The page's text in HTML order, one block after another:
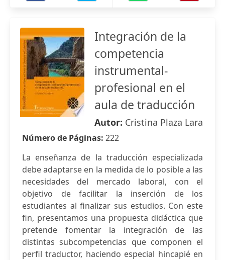
Integración de la
competencia
instrumental-
profesional en el
aula de traducción
Autor: Cristina Plaza Lara
Número de Páginas: 222
La enseñanza de la traducción especializada
debe adaptarse en la medida de lo posible a las
necesidades del mercado laboral, con el
objetivo de facilitar la inserción de los
estudiantes al finalizar sus estudios. Con este
fin, presentamos una propuesta didáctica que
pretende fomentar la integración de las
distintas subcompetencias que componen el
perfil traductor, haciendo especial hincapié en